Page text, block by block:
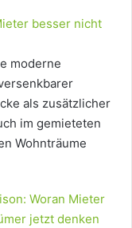
besser nicht
moderne
als zusätzlicher
im gemieteten
Wohnträume
Woran Mieter
jetzt denken